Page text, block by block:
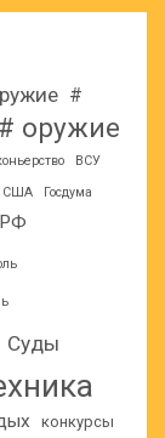
#
# оружие
ВСУ
США Госдума
Суды
конкурсы